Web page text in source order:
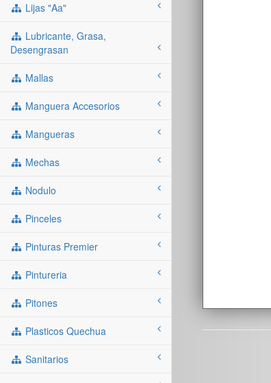
Lijas "aa"
Lubricante, Grasa,
Desengrasan
Mallas
Manguera Accesorios
Mangueras
Mechas
Nodulo
Pinceles
Pinturas Premier
Pintureria
Pitones
Plasticos Quechua
Sanitarios